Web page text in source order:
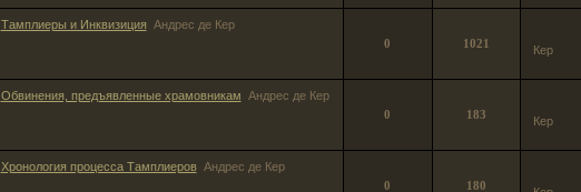
Тамплиеры и Инквизиция Андрес де Кер
0
1021
Кер
Обвинения, предъявленные храмовникам Андрес де Кер
0
183
Кер
Хронология процесса Тамплиеров Андрес де Кер
0
180